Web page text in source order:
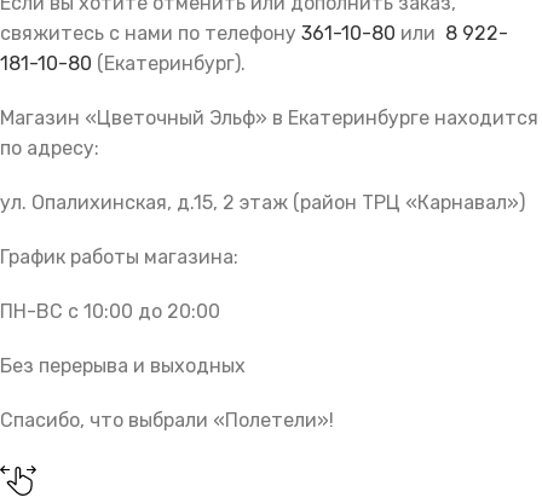
свяжитесь с нами по телефону 361-10-80 или 8 922-
181-10-80 (Екатеринбург).
Магазин «Цветочный Эльф» в Екатеринбурге находится
по адресу:
ул. Опалихинская, д.15, 2 этаж (район ТРЦ «Карнавал»)
График работы магазина:
ПН-ВС с 10:00 до 20:00
Без перерыва и выходных
Спасибо, что выбрали «Полетели»!